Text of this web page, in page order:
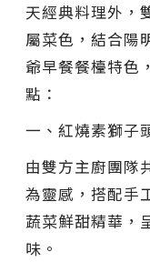
天經典料理外，
屬菜色，結合陽
爺早餐餐檯特色
點：
一、紅燒素獅子
由雙方主廚團隊
為靈感，搭配手
蔬菜鮮甜精華，
味。